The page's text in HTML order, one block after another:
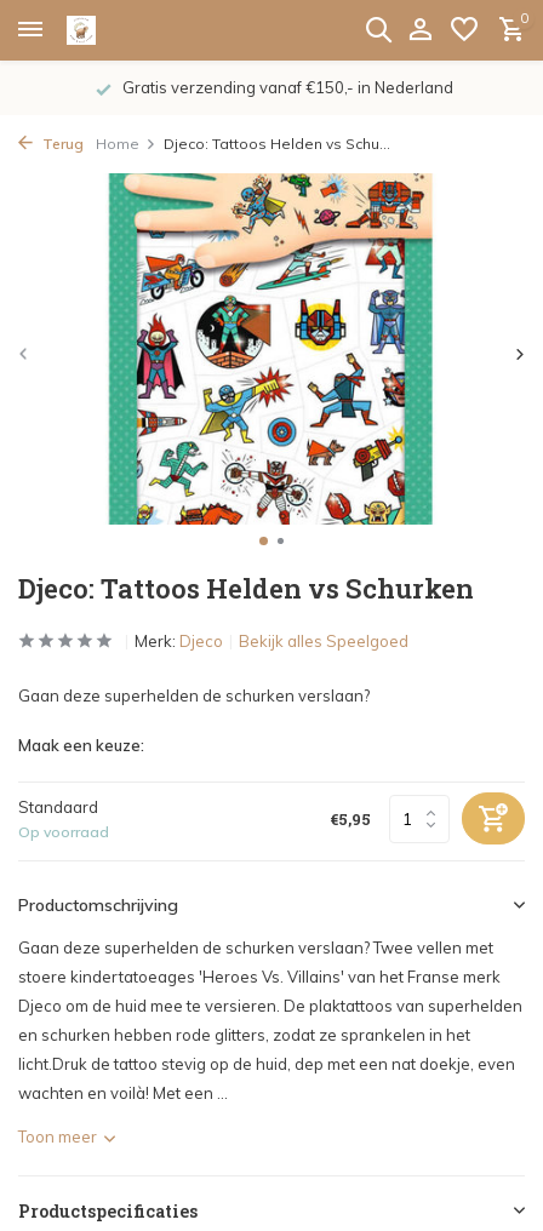
0
Gratis verzending vanaf €150,- in Nederland
Terug Home Djeco: Tattoos Helden vs Schu...
Djeco: Tattoos Helden vs Schurken
Merk: Djeco Bekijk alles Speelgoed
Gaan deze superhelden de schurken verslaan?
Maak een keuze:
Standaard
Op voorraad
€5,95
Productomschrijving
Gaan deze superhelden de schurken verslaan? Twee vellen met
stoere kindertatoeages 'Heroes Vs. Villains' van het Franse merk
Djeco om de huid mee te versieren. De plaktattoos van superhelden
en schurken hebben rode glitters, zodat ze sprankelen in het
licht.Druk de tattoo stevig op de huid, dep met een nat doekje, even
wachten en voilà! Met een ...
Toon meer
Productspecificaties